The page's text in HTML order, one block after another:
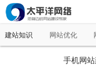
建站知识 网站优化
手机网